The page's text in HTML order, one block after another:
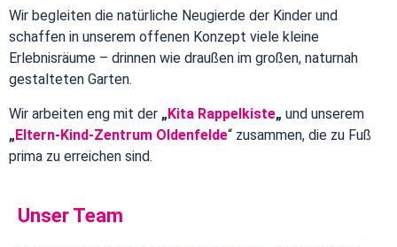
Wir begleiten die natürliche Neugierde der Kinder und
schaffen in unserem offenen Konzept viele kleine
Erlebnisräume – drinnen wie draußen im großen, naturnah
gestalteten Garten.
Wir arbeiten eng mit der „Kita Rappelkiste„ und unserem
„Eltern-Kind-Zentrum Oldenfelde“ zusammen, die zu Fuß
prima zu erreichen sind.
Unser Team